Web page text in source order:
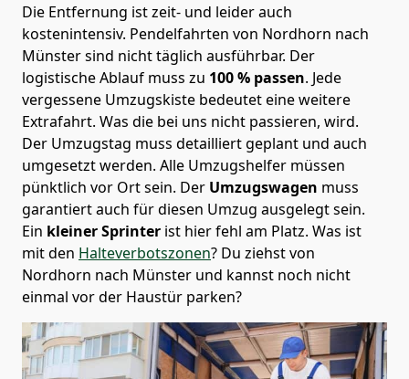
Die Entfernung ist zeit- und leider auch
kostenintensiv. Pendelfahrten von Nordhorn nach
Münster sind nicht täglich ausführbar. Der
logistische Ablauf muss zu 100 % passen. Jede
vergessene Umzugskiste bedeutet eine weitere
Extrafahrt. Was die bei uns nicht passieren, wird.
Der Umzugstag muss detailliert geplant und auch
umgesetzt werden. Alle Umzugshelfer müssen
pünktlich vor Ort sein. Der Umzugswagen muss
garantiert auch für diesen Umzug ausgelegt sein.
Ein kleiner Sprinter ist hier fehl am Platz. Was ist
mit den Halteverbotszonen? Du ziehst von
Nordhorn nach Münster und kannst noch nicht
einmal vor der Haustür parken?